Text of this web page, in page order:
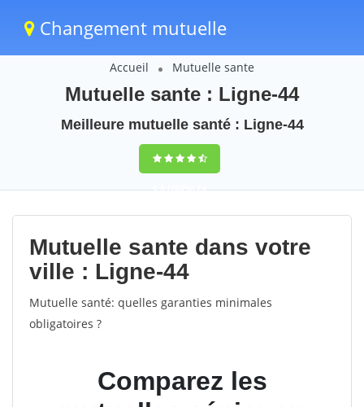
Changement mutuelle
Accueil Mutuelle sante
Mutuelle sante : Ligne-44
Meilleure mutuelle santé : Ligne-44
9,5(100%)24
votes
Mutuelle sante dans votre
ville : Ligne-44
Mutuelle santé: quelles garanties minimales
obligatoires ?